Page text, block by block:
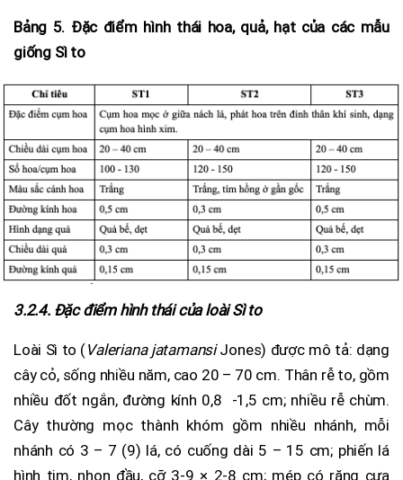
Bảng 5. Đặc điểm hình thái hoa, quả, hạt của các mẫu
giống Sì to
3.2.4. Đặc điểm hình thái của loài Sì to
Loài Sì to (Valeriana jatamansiJones) được mô tả: dạng
cây cỏ, sống nhiều năm, cao 20 – 70 cm. Thân rễ to, gồm
nhiều đốt ngắn, đường kính 0,8 -1,5 cm; nhiều rễ chùm.
Cây thường mọc thành khóm gồm nhiều nhánh, mỗi
nhánh có 3 – 7 (9) lá, có cuống dài 5 – 15 cm; phiến lá
hình tim, nhọn đầu, cỡ 3-9 × 2-8 cm; mép có răng cưa